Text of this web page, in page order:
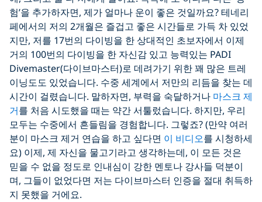
험’을 추가하자면, 제가 얼마나 운이 좋은 것일까요? 테네리
페에서의 저의 2개월은 즐겁고 좋은 시간들로 가득 차 있었
지만, 저를 17번의 다이빙을 한 상대적인 초보자에서 이제
거의 100번의 다이빙을 한 자신감 있고 능력있는 PADI
Divemaster(다이브마스터)로 데려가기 위한 꽤 많은 트레
이닝도도 있었습니다. 수중 세계에서 저만의 리듬을 찾는 데
시간이 걸렸습니다. 말하자면, 부력을 숙달하거나 마스크 제
거를 처음 시도했을 때는 약간 서툴렀습니다. 하지만, 우리
모두는 수중에서 흔들림을 경험합니다. 그렇죠? (만약 여러
분이 마스크 제거 연습을 하고 싶다면 이 비디오를 시청하세
요) 이제, 제 자신을 물고기라고 생각하는데, 이 모든 것은
믿을 수 없을 정도로 인내심이 강한 멘토나 강사들 덕분이
며, 그들이 없었다면 저는 다이브마스터 인증을 절대 취득하
지 못했을 거에요.